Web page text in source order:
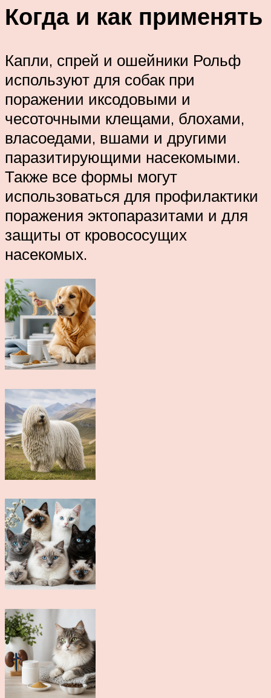
Когда и как применять
Капли, спрей и ошейники Рольф
используют для собак при
поражении иксодовыми и
чесоточными клещами, блохами,
власоедами, вшами и другими
паразитирующими насекомыми.
Также все формы могут
использоваться для профилактики
поражения эктопаразитами и для
защиты от кровососущих
насекомых.